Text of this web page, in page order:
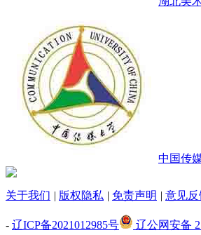
中国传
关于我们 | 版权隐私 | 免责声明 | 意见反
- 辽ICP备2021012985号 辽公网安备